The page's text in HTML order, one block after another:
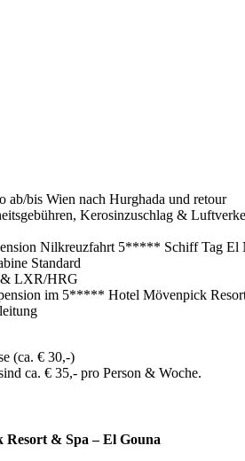
bis Wien nach Hurghada und retour
Kerosinzuschlag &
Nilkreuzfahrt 5***** Schiff Tag El
Standard
LXR/HRG
im 5***** Hotel Mövenpick
(ca. € 30,-)
ca. € 35,- pro Person & Woche.
& Spa – El Gouna